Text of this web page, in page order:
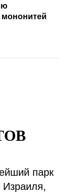
парк